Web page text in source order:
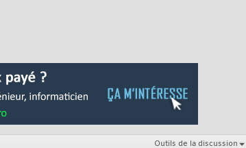
Outils de la discussion